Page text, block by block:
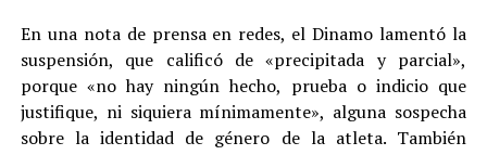
En una nota de prensa en redes, el Dinamo lamentó la
suspensión, que calificó de «precipitada y parcial»,
porque «no hay ningún hecho, prueba o indicio que
justifique, ni siquiera mínimamente», alguna sospecha
sobre la identidad de género de la atleta. También